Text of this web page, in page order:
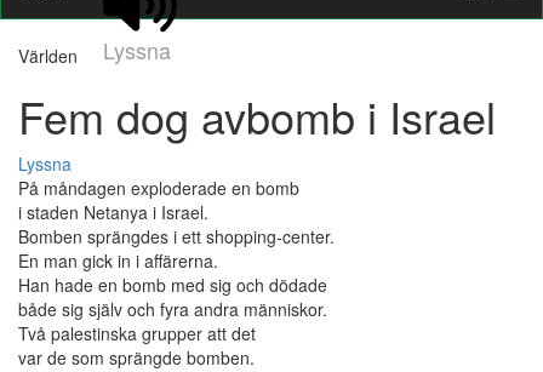
Lyssna
Världen
Fem dog avbomb i Israel
Lyssna
På måndagen exploderade en bomb
i staden Netanya i Israel.
Bomben sprängdes i ett shopping-center.
En man gick in i affärerna.
Han hade en bomb med sig och dödade
både sig själv och fyra andra människor.
Två palestinska grupper att det
var de som sprängde bomben.